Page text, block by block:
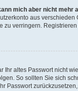
mich aber nicht mehr
aus
verringern.
Ihr altes Passwort nicht
So sollten Sie sich
Passwort